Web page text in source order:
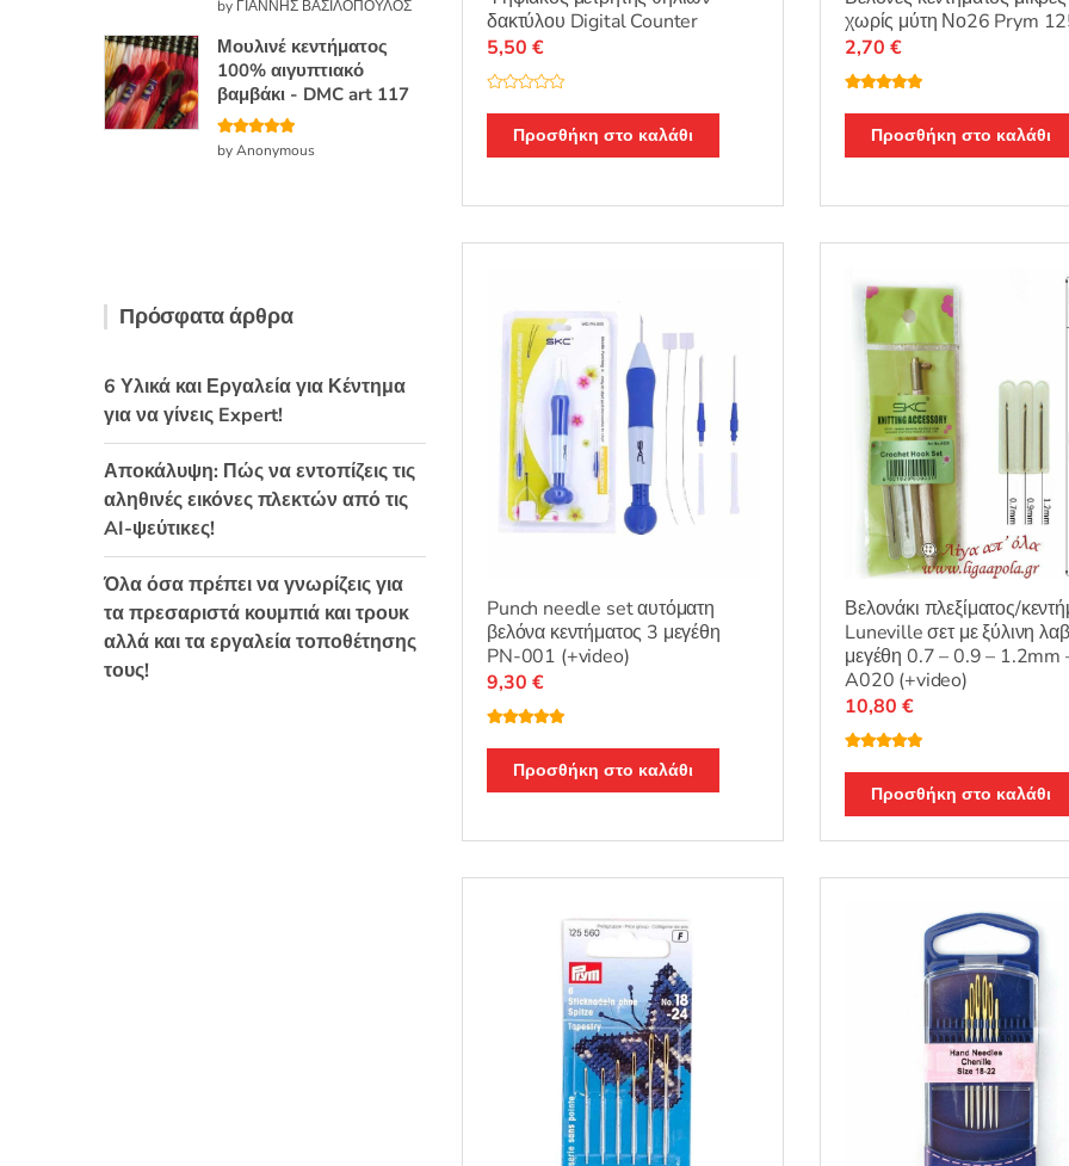
δακτύλου Digital Counter
α
ο
γ
η
5,50 €
Προσθήκη στο καλάθι
χωρίς μύτη Νο26 Prym
θηκε με5.00
από 5
2,70 €
Προσθήκη στο καλάθι
Punch needle set αυτόματη
βελόνα κεντήματος 3 μεγέθη
PN-001 (+video)
θηκε με5.00
από 5
9,30 €
Προσθήκη στο καλάθι
Βελονάκι πλεξίματος/
Luneville σετ με ξύλινη
μεγέθη 0.7 – 0.9 – 1.2mm
A020 (+video)
θηκε με5.00
από 5
10,80 €
Προσθήκη στο καλάθι
θηκε με5
by ΓΙΑΝΝΗΣ ΒΑΣΙΛΟΠΟΥΛΟΣ
Μουλινέ κεντήματος
100% αιγυπτιακό
βαμβάκι - DMC art 117
Βαθμολογή
θηκε με5
by Anonymous
Πρόσφατα άρθρα
6 Υλικά και Εργαλεία για Κέντημα
για να γίνεις Expert!
Αποκάλυψη: Πώς να εντοπίζεις τις
αληθινές εικόνες πλεκτών από τις
AI-ψεύτικες!
Όλα όσα πρέπει να γνωρίζεις για
τα πρεσαριστά κουμπιά και τρουκ
αλλά και τα εργαλεία τοποθέτησης
τους!